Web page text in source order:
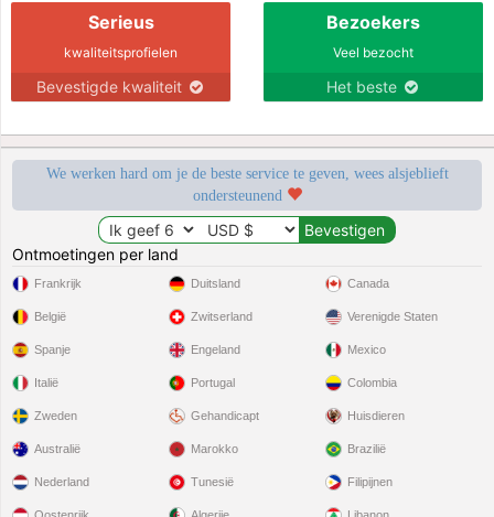
Serieus
kwaliteitsprofielen
Bevestigde kwaliteit
Bezoekers
Veel bezocht
Het beste
We werken hard om je de beste service te geven, wees alsjeblieft
ondersteunend
Ontmoetingen per land
Frankrijk
België
Spanje
Italië
Zweden
Duitsland
Zwitserland
Engeland
Portugal
Gehandicapt
Canada
Verenigde Staten
Mexico
Colombia
Huisdieren
Australië
Nederland
Marokko
Tunesië
Brazilië
Filipijnen